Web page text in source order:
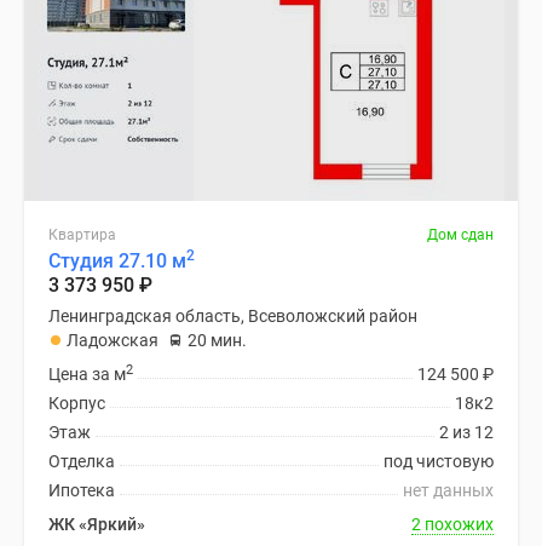
Квартира Дом сдан
Студия 27.10 м2
3 373 950 ₽
Ленинградская область, Всеволожский район
Ладожская
20 мин.
124 500 ₽
Цена за м2
18к2
Корпус
2 из 12
Этаж
под чистовую
Отделка
нет данных
Ипотека
ЖК «Яркий»
2 похожих